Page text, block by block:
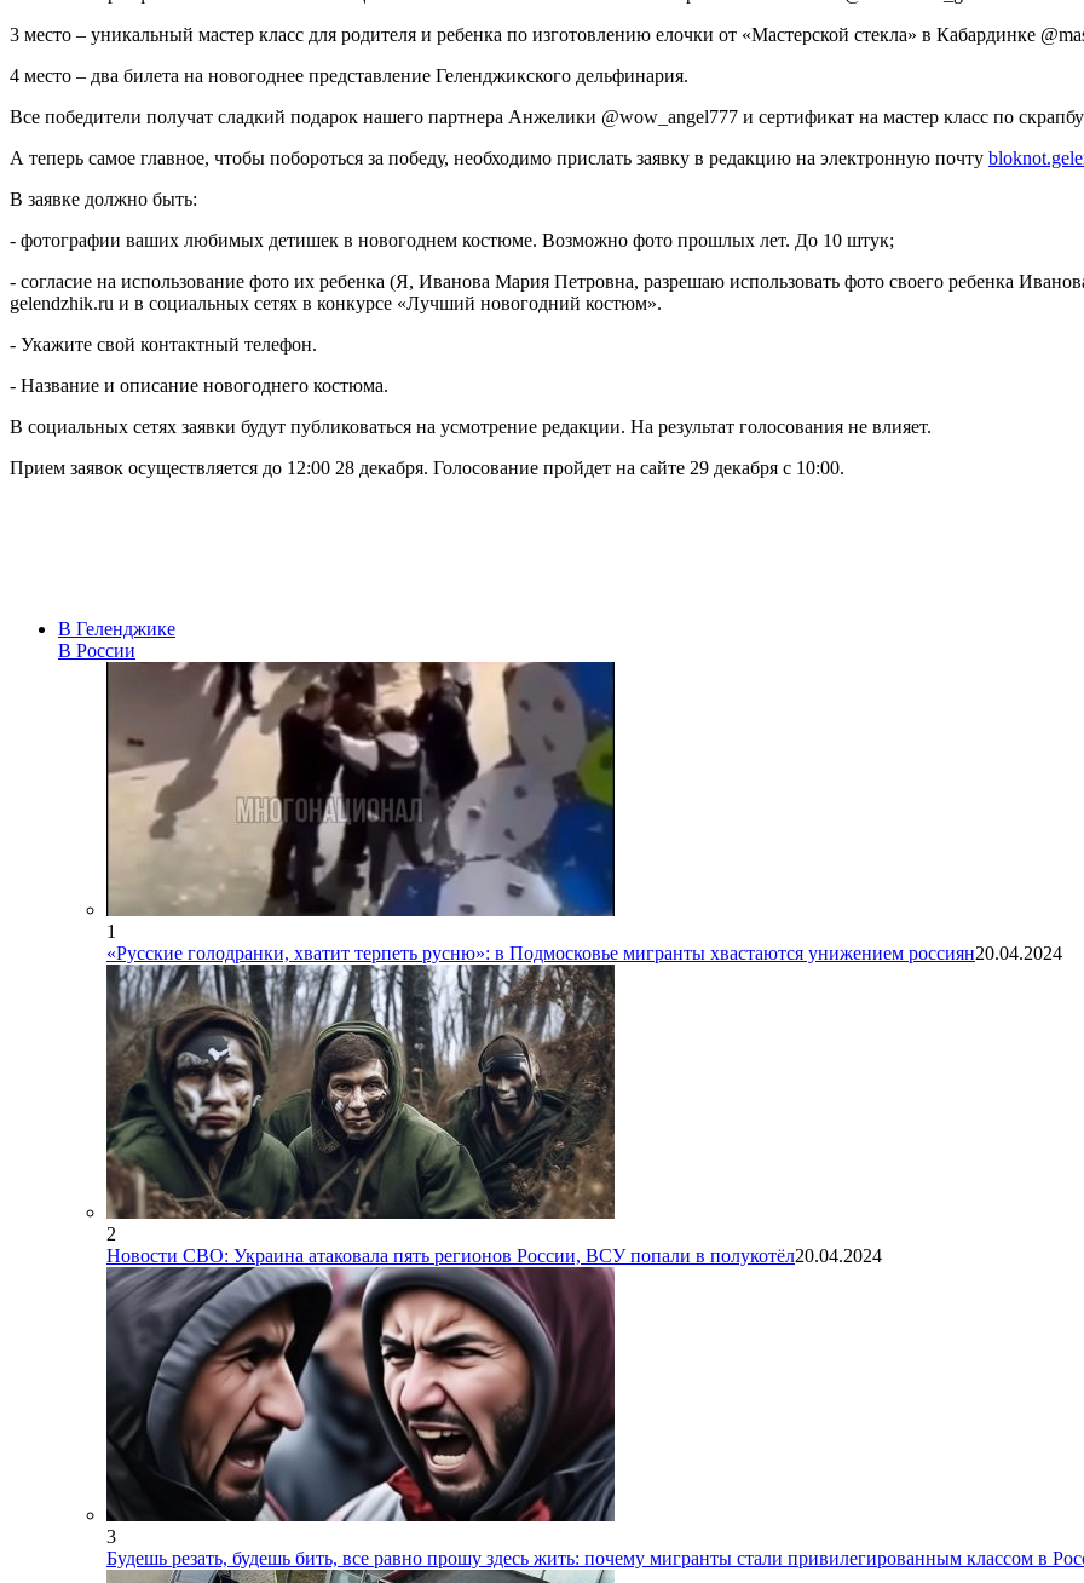
3 место – уникальный мастер класс для родителя и ребенка по изготовлению елочки от «Мастерской стекла» в Кабардинке
4 место – два билета на новогоднее представление Геленджикского дельфинария.
Все победители получат сладкий подарок нашего партнера Анжелики @wow_angel777 и сертификат на мастер класс по
А теперь самое главное, чтобы побороться за победу, необходимо прислать заявку в редакцию на электронную почту
В заявке должно быть:
- фотографии ваших любимых детишек в новогоднем костюме. Возможно фото прошлых лет. До 10 штук;
- согласие на использование фото их ребенка (Я, Иванова Мария Петровна, разрешаю использовать фото своего ребенка
gelendzhik.ru и в социальных сетях в конкурсе «Лучший новогодний костюм».
- Укажите свой контактный телефон.
- Название и описание новогоднего костюма.
В социальных сетях заявки будут публиковаться на усмотрение редакции. На результат голосования не влияет.
Прием заявок осуществляется до 12:00 28 декабря. Голосование пройдет на сайте 29 декабря с 10:00.
В Геленджике
В России
1
«Русские голодранки, хватит терпеть русню»: в Подмосковье мигранты хвастаются унижением россиян20.04.2024
2
Новости СВО: Украина атаковала пять регионов России, ВСУ попали в полукотёл20.04.2024
3
Будешь резать, будешь бить, все равно прошу здесь жить: почему мигранты стали привилегированным классом в